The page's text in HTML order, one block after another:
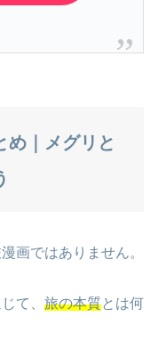
め｜メグリと
画ではありません。
て、 旅の本質とは何